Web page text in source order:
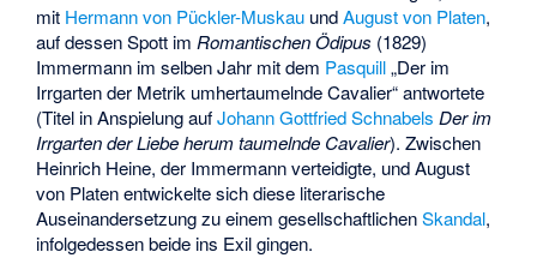
mit Hermann von Pückler-Muskau undAugust von Platen,
auf dessen Spott imRomantischen Ödipus (1829)
Immermann im selben Jahr mit dem Pasquill„Der im
Irrgarten der Metrik umhertaumelnde Cavalier“ antwortete
(Titel in Anspielung aufJohann Gottfried Schnabels Der im
Irrgarten der Liebe herum taumelnde Cavalier). Zwischen
Heinrich Heine, der Immermann verteidigte, und August
von Platen entwickelte sich diese literarische
Auseinandersetzung zu einem gesellschaftlichenSkandal,
infolgedessen beide ins Exil gingen.